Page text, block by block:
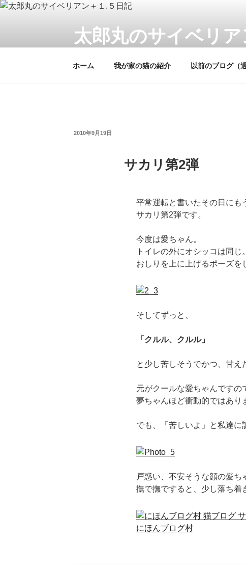
コ
太郎丸のサイベリ
ホーム 我が家の猫の紹介 以前のブログ（
投
2010年9月19日
サカリ第2弾
平常運転と書いたその日にも
サカリ第2弾です。
今度は愛ちゃん。
トイレの外にオシッコは同じ。
おしりを上に上げるポーズを
そしてずっと、
「クルル、クルル」
と少し苦しそうでかつ、甘え
元がクールな愛ちゃんですの
夢ちゃんほど衝動的ではあり
でも、「苦しいよ」と私達に
戸惑い、不安そうな顔の愛ち
撫で撫ですると、少し落ち着
にほんブログ村